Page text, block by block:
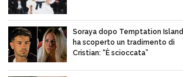
Soraya dopo Temptation Island
ha scoperto un tradimento di
Cristian: “È scioccata”